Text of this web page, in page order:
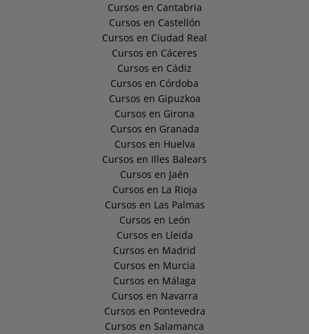
Cursos en Cantabria
Cursos en Castellón
Cursos en Ciudad Real
Cursos en Cáceres
Cursos en Cádiz
Cursos en Córdoba
Cursos en Gipuzkoa
Cursos en Girona
Cursos en Granada
Cursos en Huelva
Cursos en Illes Balears
Cursos en Jaén
Cursos en La Rioja
Cursos en Las Palmas
Cursos en León
Cursos en Lleida
Cursos en Madrid
Cursos en Murcia
Cursos en Málaga
Cursos en Navarra
Cursos en Pontevedra
Cursos en Salamanca